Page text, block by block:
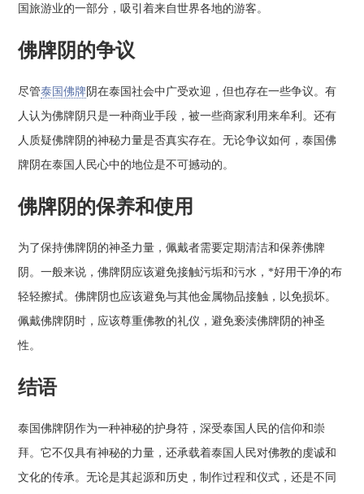
国旅游业的一部分，吸引着来自世界各地的游客。
佛牌阴的争议
尽管泰国佛牌 阴在泰国社会中广受欢迎，但也存在一些争议。有
人认为佛牌阴只是一种商业手段，被一些商家利用来牟利。还有
人质疑佛牌阴的神秘力量是否真实存在。无论争议如何，泰国佛
牌阴在泰国人民心中的地位是不可撼动的。
佛牌阴的保养和使用
为了保持佛牌阴的神圣力量，佩戴者需要定期清洁和保养佛牌
阴。一般来说，佛牌阴应该避免接触污垢和污水，*好用干净的布
轻轻擦拭。佛牌阴也应该避免与其他金属物品接触，以免损坏。
佩戴佛牌阴时，应该尊重佛教的礼仪，避免亵渎佛牌阴的神圣
性。
结语
泰国佛牌阴作为一种神秘的护身符，深受泰国人民的信仰和崇
拜。它不仅具有神秘的力量，还承载着泰国人民对佛教的虔诚和
文化的传承。无论是其起源和历史，制作过程和仪式，还是不同